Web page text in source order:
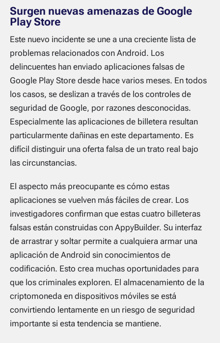
Surgen nuevas amenazas de Google
Play Store
Este nuevo incidente se une a una creciente lista de
problemas relacionados con Android. Los
delincuentes han enviado aplicaciones falsas de
Google Play Store desde hace varios meses. En todos
los casos, se deslizan a través de los controles de
seguridad de Google, por razones desconocidas.
Especialmente las aplicaciones de billetera resultan
particularmente dañinas en este departamento. Es
difícil distinguir una oferta falsa de un trato real bajo
las circunstancias.
El aspecto más preocupante es cómo estas
aplicaciones se vuelven más fáciles de crear. Los
investigadores confirman que estas cuatro billeteras
falsas están construidas con AppyBuilder. Su interfaz
de arrastrar y soltar permite a cualquiera armar una
aplicación de Android sin conocimientos de
codificación. Esto crea muchas oportunidades para
que los criminales exploren. El almacenamiento de la
criptomoneda en dispositivos móviles se está
convirtiendo lentamente en un riesgo de seguridad
importante si esta tendencia se mantiene.